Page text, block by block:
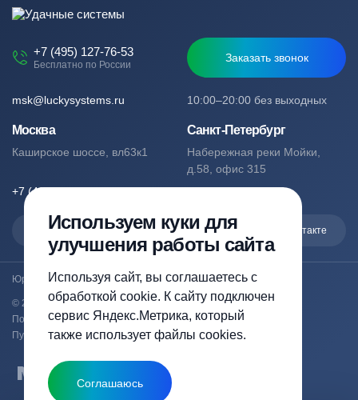
+7 (495) 127-76-53
Бесплатно по России
Заказать звонок
10:00–20:00 без выходных
msk@luckysystems.ru
Москва
Каширское шоссе, вл63к1
+7 (495) 127-76-53
Санкт-Петербург
Набережная реки Мойки,
д.58, офис 315
+7 (812) 244-49-61
Max Telegram Вконтакте
Юридический адрес: Москва, Каширское шоссе, вл63к1
© 2023-2026 luckysystems.ru | Все права защищены
Политика конфиденциальности
Публичная оферта
Используем куки для
улучшения работы сайта
Используя сайт, вы соглашаетесь с
обработкой cookie. К сайту подключен
сервис Яндекс.Метрика, который
также использует файлы cookies.
Соглашаюсь